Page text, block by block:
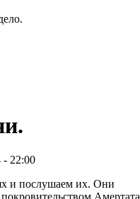
- 22:00
и послушаем их. Они
Амертата